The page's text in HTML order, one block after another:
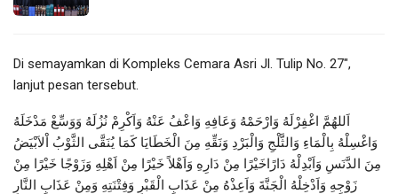
Di semayamkan di Kompleks Cemara Asri Jl. Tulip No. 27″,
lanjut pesan tersebut.
اَللهُمَّ اغْفِرْلَهُ وَارْحَمْهُ وَعَافِهِ وَاعْفُ عَنْهُ وَاَكْرِمْ نُزُلَهُ وَوَسِّعْ مَدْخَلَهُ
وَاغْسِلْهُ بِالْمَاءِ وَالثَّلْجِ وَالْبَرْدِ وَنَقِّهِ مِنَ الْخَطَايَا كَمَا يُنَقَّى الثَّوْبُ اْلاَبْيَضُ
مِنَ الدَّنَسِ وَاَبْدِلْهُ دَارًاخَيْرًا مِنْ دَارِهِ وَاَهْلاً خَيْرًا مِنْ اَهْلِهِ وَزَوْجًا خَيْرًا مِنْ
زَوْجِهِ وَاَدْخِلْهُ الْجَنَّةَ وَاَعِذْهُ مِنْ عَذَابِ الْقَبْرِ وَفِتْنَتِهِ وَمِنْ عَذَابِ النَّارِ